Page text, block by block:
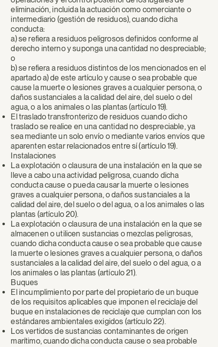
eliminación, incluida la actuación como comerciante o
intermediario (gestión de residuos), cuando dicha
conducta:
a) se refiera a residuos peligrosos definidos conforme al
derecho interno y suponga una cantidad no despreciable;
o
b) se refiera a residuos distintos de los mencionados en el
apartado a) de este artículo y cause o sea probable que
cause la muerte o lesiones graves a cualquier persona, o
daños sustanciales a la calidad del aire, del suelo o del
agua, o a los animales o las plantas (artículo 19).
El traslado transfronterizo de residuos cuando dicho
traslado se realice en una cantidad no despreciable, ya
sea mediante un solo envío o mediante varios envíos que
aparenten estar relacionados entre sí (artículo 19).
Instalaciones
La explotación o clausura de una instalación en la que se
lleve a cabo una actividad peligrosa, cuando dicha
conducta cause o pueda causar la muerte o lesiones
graves a cualquier persona, o daños sustanciales a la
calidad del aire, del suelo o del agua, o a los animales o las
plantas (artículo 20).
La explotación o clausura de una instalación en la que se
almacenen o utilicen sustancias o mezclas peligrosas,
cuando dicha conducta cause o sea probable que cause
la muerte o lesiones graves a cualquier persona, o daños
sustanciales a la calidad del aire, del suelo o del agua, o a
los animales o las plantas (artículo 21).
Buques
El incumplimiento por parte del propietario de un buque
de los requisitos aplicables que imponen el reciclaje del
buque en instalaciones de reciclaje que cumplan con los
estándares ambientales exigidos (artículo 22).
Los vertidos de sustancias contaminantes de origen
marítimo, cuando dicha conducta cause o sea probable